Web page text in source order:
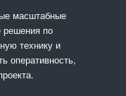
масштабные
решения по
технику и
оперативность,